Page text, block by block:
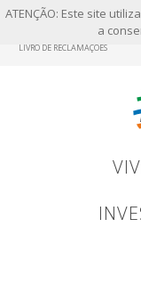
ATENÇÃO: Este site
a
LIVRO DE RECLAMAÇÕES